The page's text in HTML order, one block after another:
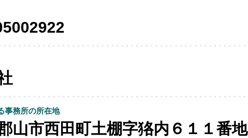
事務所の所在地
山市西田町土棚字狢内６１１番地